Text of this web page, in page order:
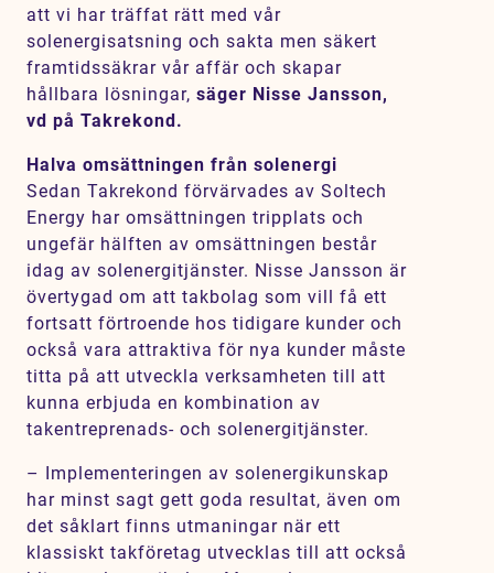
att vi har träffat rätt med vår
solenergisatsning och sakta men säkert
framtidssäkrar vår affär och skapar
hållbara lösningar, säger Nisse Jansson,
vd på Takrekond.
Halva omsättningen från solenergi
Sedan Takrekond förvärvades av Soltech
Energy har omsättningen tripplats och
ungefär hälften av omsättningen består
idag av solenergitjänster. Nisse Jansson är
övertygad om att takbolag som vill få ett
fortsatt förtroende hos tidigare kunder och
också vara attraktiva för nya kunder måste
titta på att utveckla verksamheten till att
kunna erbjuda en kombination av
takentreprenads- och solenergitjänster.
– Implementeringen av solenergikunskap
har minst sagt gett goda resultat, även om
det såklart finns utmaningar när ett
klassiskt takföretag utvecklas till att också